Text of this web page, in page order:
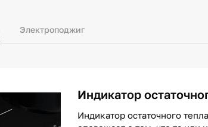
Электроподжиг
Индикатор
Индикатор остаточного